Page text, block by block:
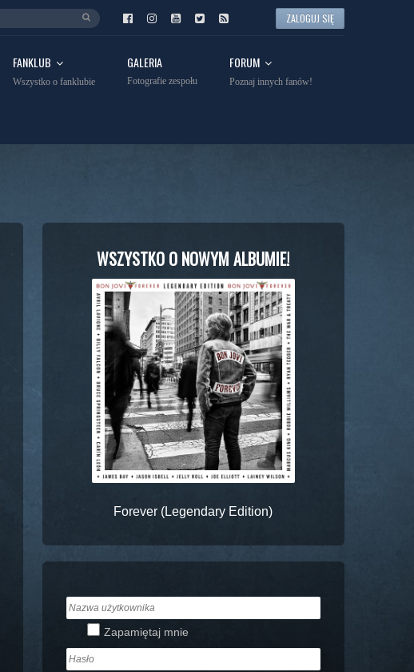
ZALOGUJ SIĘ
FANKLUB
Wszystko o fanklubie
GALERIA
Fotografie zespołu
FORUM
Poznaj innych fanów!
WSZYSTKO O NOWYM ALBUMIE!
Forever (Legendary Edition)
Zapamiętaj mnie